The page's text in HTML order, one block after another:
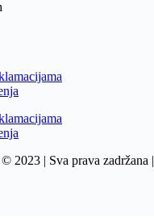
2023 | Sva prava zadržana |